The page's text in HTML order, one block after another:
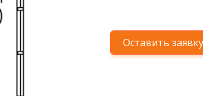
Оставить заявку